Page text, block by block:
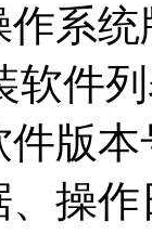
系
软件
版
操